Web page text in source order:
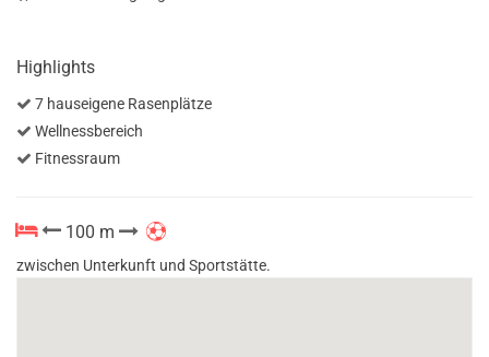
Highlights
7 hauseigene Rasenplätze
Wellnessbereich
Fitnessraum
100 m
zwischen Unterkunft und Sportstätte.